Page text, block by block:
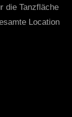
die Tanzfläche
Location